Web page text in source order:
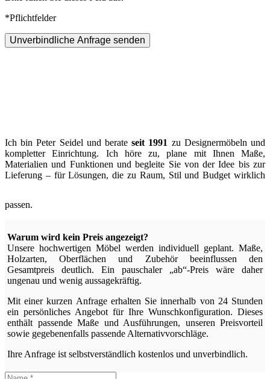
*Pflichtfelder
Unverbindliche Anfrage senden
Ich bin Peter Seidel und berateseit 1991 zu Designermöbeln und
kompletter Einrichtung. Ich höre zu, plane mit Ihnen Maße,
Materialien und Funktionen und begleite Sie von der Idee bis zur
Lieferung – für Lösungen, die zu Raum, Stil und Budget wirklich
passen.
Warum wird kein Preis angezeigt?
Unsere hochwertigen Möbel werden individuell geplant. Maße,
Holzarten, Oberflächen und Zubehör beeinflussen den
Gesamtpreis deutlich. Ein pauschaler „ab“-Preis wäre daher
ungenau und wenig aussagekräftig.
Mit einer kurzen Anfrage erhalten Sie innerhalb von 24 Stunden
ein persönliches Angebot für Ihre Wunschkonfiguration. Dieses
enthält passende Maße und Ausführungen, unseren Preisvorteil
sowie gegebenenfalls passende Alternativvorschläge.
Ihre Anfrage ist selbstverständlich kostenlos und unverbindlich.